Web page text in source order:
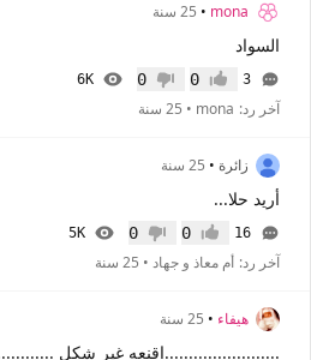
mona
• 25 سنة
السواد
3 إعجاب0 عدم إعجاب
0
6K
آخر رد: mona
• 25 سنة
زائرة • 25 سنة
أريد حلا...
16 إعجاب0 عدم إعجاب
0
5K
آخر رد: أم معاذ و جهاد • 25 سنة
هيفاء • 25 سنة
........................اقنعه غير شكل